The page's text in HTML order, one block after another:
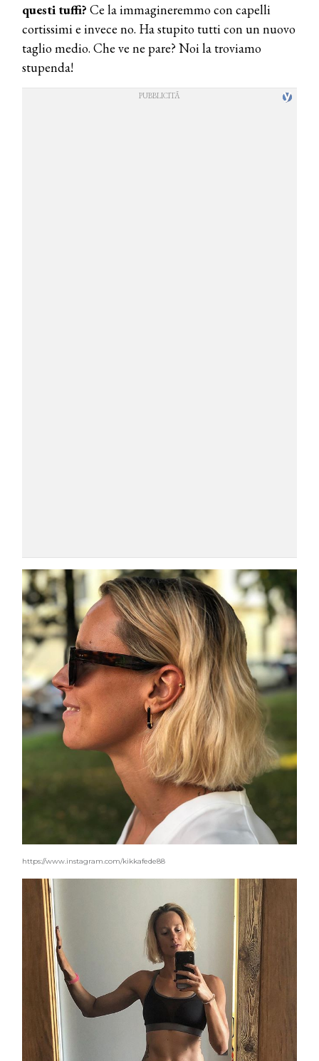
questi tuffi? Ce la immagineremmo con capelli
cortissimi e invece no. Ha stupito tutti con un nuovo
taglio medio. Che ve ne pare? Noi la troviamo
stupenda!
https://www.instagram.com/kikkafede88